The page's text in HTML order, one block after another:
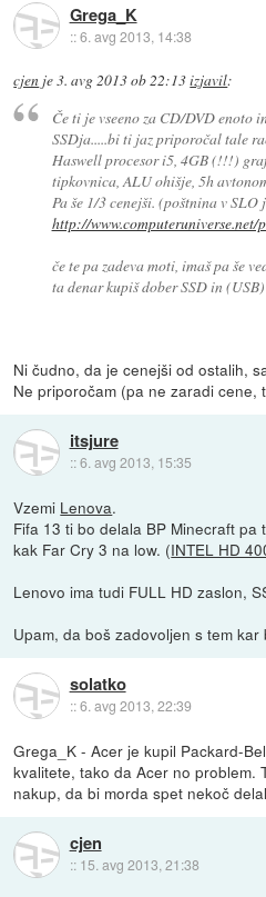
Grega_K
::6. avg 2013, 14:38
cjen je3. avg 2013 ob 22:13izjavil:
Če ti je vseeno za CD/DVD enoto
SSDja.....bi ti jaz priporočal tale
Haswell procesor i5, 4GB (!!!)
tipkovnica, ALU ohišje, 5h
Pa še 1/3 cenejši. (poštnina v SLO
http://www.computeruniverse.net/
če te pa zadeva moti, imaš pa še
ta denar kupiš dober SSD in
Ni čudno, da je cenejši od ostalih,
Ne priporočam (pa ne zaradi cene,
itsjure
::6. avg 2013, 15:35
Vzemi Lenova.
Fifa 13 ti bo delala BP Minecraft
kak Far Cry 3 na low. (INTEL HD
Lenovo ima tudi FULL HD zaslon,
Upam, da boš zadovoljen s tem kar
solatko
::6. avg 2013, 22:39
Grega_K - Acer je kupil Packard-
kvalitete, tako da Acer no problem.
nakup, da bi morda spet nekoč
cjen
:: 15. avg 2013, 21:38